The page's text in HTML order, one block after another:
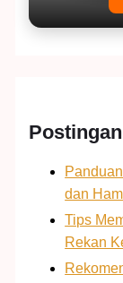
dan
Tips
Rekan